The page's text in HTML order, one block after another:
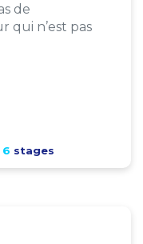
de
qui n’est pas
6 stages